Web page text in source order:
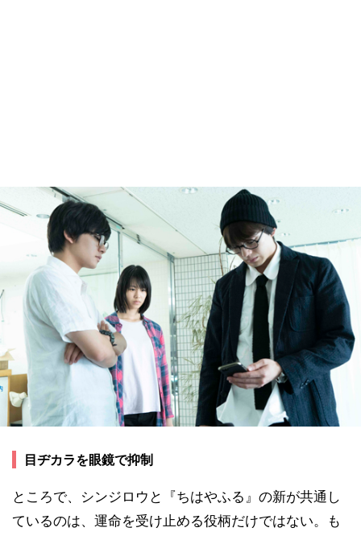
目ヂカラを眼鏡で抑制
ところで、シンジロウと『ちはやふる』の新が共通し
ているのは、運命を受け止める役柄だけではない。も